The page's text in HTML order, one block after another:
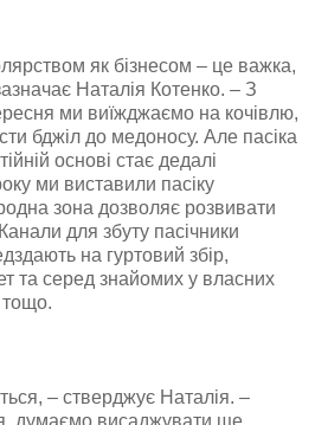
як бізнесом – це важка,
Наталія Котенко. – З
ми виїжджаємо на кочівлю,
бджіл до медоносу. Але пасіка
основі стає дедалі
ми виставили пасіку
зона дозволяє розвивати
для збуту пасічники
на гуртовий збір,
та серед знайомих у власних
тощо.
– стверджує Наталія. –
думаємо висаджувати ще